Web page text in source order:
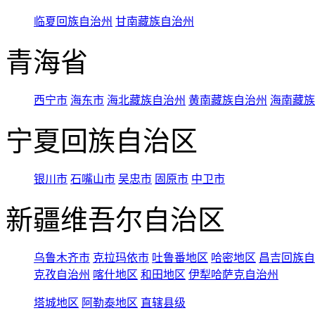
临夏回族自治州 甘南藏族自治州
青海省
西宁市 海东市 海北藏族自治州 黄南藏族自治州 海南藏
宁夏回族自治区
银川市 石嘴山市 吴忠市 固原市 中卫市
新疆维吾尔自治区
乌鲁木齐市 克拉玛依市 吐鲁番地区 哈密地区 昌吉回族
克孜自治州 喀什地区 和田地区 伊犁哈萨克自治州
塔城地区 阿勒泰地区 直辖县级